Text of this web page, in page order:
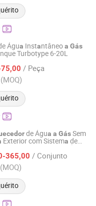
Água Instantâneoa Gás
nque Turbotype 6-20L
/ Peça
(MOQ)2020
de Água a GásSem
Exterior com Sistema de
a
365,00 / Conjunto
(MOQ)
Co., Ltd
2025